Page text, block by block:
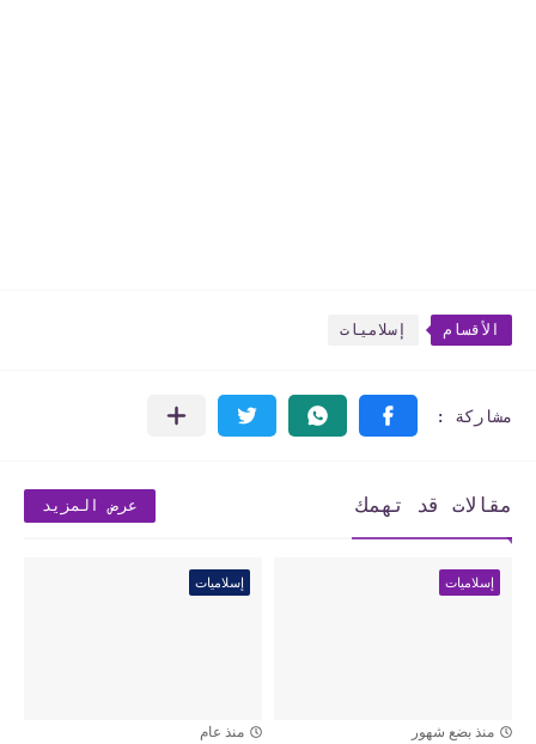
الأقسام إسلاميات
مقالات قد تهمك عرض المزيد
إسلاميات
منذ بضع شهور
إسلاميات
منذ عام